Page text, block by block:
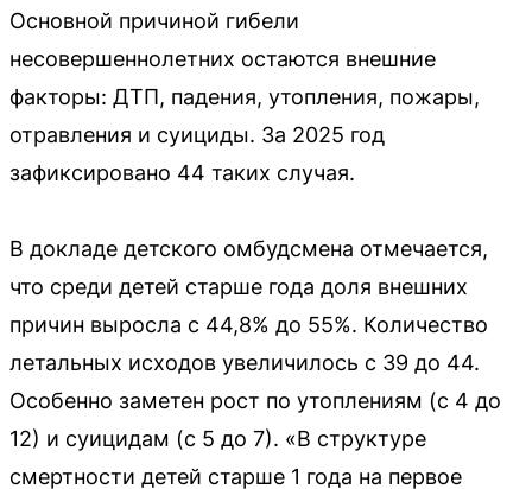
Основной причиной гибели
несовершеннолетних остаются внешние
факторы: ДТП, падения, утопления, пожары,
отравления и суициды. За 2025 год
зафиксировано 44 таких случая.
В докладе детского омбудсмена отмечается,
что среди детей старше года доля внешних
причин выросла с 44,8% до 55%. Количество
летальных исходов увеличилось с 39 до 44.
Особенно заметен рост по утоплениям (с 4 до
12) и суицидам (с 5 до 7). «В структуре
смертности детей старше 1 года на первое